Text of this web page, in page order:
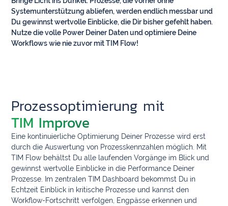
Systemunterstützung abliefen, werden endlich messbar und
Du gewinnst wertvolle Einblicke, die Dir bisher gefehlt haben.
Nutze die volle Power Deiner Daten und optimiere Deine
Workflows wie nie zuvor mit TIM Flow!
Prozessoptimierung mit
TIM Improve
Eine kontinuierliche Optimierung Deiner Prozesse wird erst
durch die Auswertung von Prozesskennzahlen möglich. Mit
TIM Flow behältst Du alle laufenden Vorgänge im Blick und
gewinnst wertvolle Einblicke in die Performance Deiner
Prozesse. Im zentralen TIM Dashboard bekommst Du in
Echtzeit Einblick in kritische Prozesse und kannst den
Workflow-Fortschritt verfolgen, Engpässe erkennen und